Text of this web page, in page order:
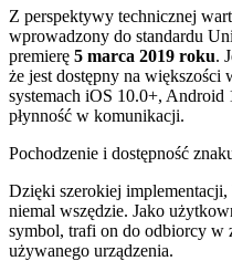
Z perspektywy technicznej
wprowadzony do standardu
premierę 5 marca 2019 roku.
że jest dostępny na większości
systemach iOS 10.0+, Android
płynność w komunikacji.
Pochodzenie i dostępność
Dzięki szerokiej implementacji,
niemal wszędzie. Jako
symbol, trafi on do odbiorcy w
używanego urządzenia.